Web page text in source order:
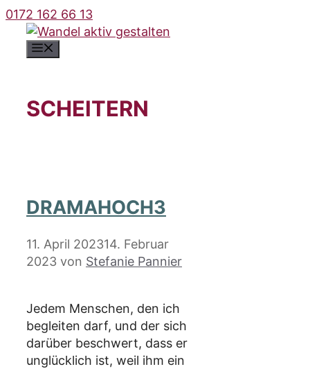
Zum
Inhalt
springen
0172 162 66 13
SCHEITERN
DRAMAHOCH3
11. April 202314. Februar
2023 von Stefanie Pannier
Jedem Menschen, den ich
begleiten darf, und der sich
darüber beschwert, dass er
unglücklich ist, weil ihm ein